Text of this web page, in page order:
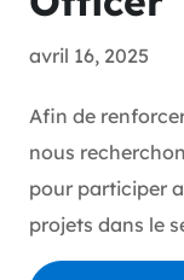
avril 16, 2025
Afin de
nous
pour participer
projets dans le